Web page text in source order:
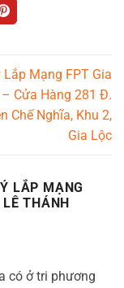
Mạng FPT Gia
Cửa Hàng 281 Đ.
Chế Nghĩa, Khu 2,
Gia Lộc
LẮP MẠNG
THÁNH
có ở tri phương